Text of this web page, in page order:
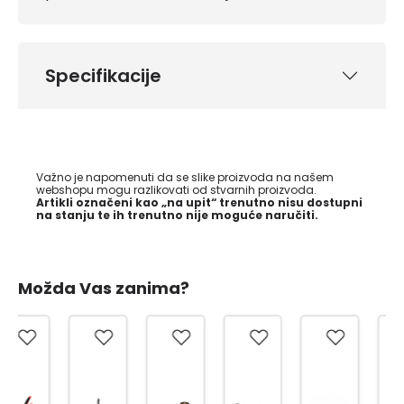
Specifikacije
Važno je napomenuti da se slike proizvoda na našem
webshopu mogu razlikovati od stvarnih proizvoda.
Artikli označeni kao „na upit“ trenutno nisu dostupni
na stanju te ih trenutno nije moguće naručiti.
Možda Vas zanima?